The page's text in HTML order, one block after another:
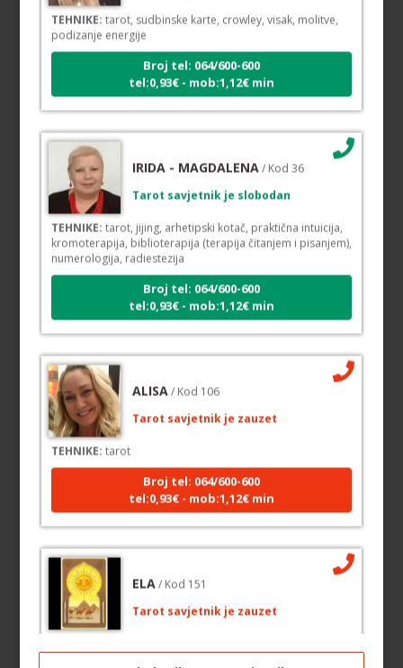
TEHNIKE:tarot, sudbinske karte, crowley, visak, molitve,
podizanje energije
Broj tel: 064/600-600
tel:0,93€ - mob:1,12€ min
TEHNIKE:tarot, jijing, arhetipski kotač, praktična intuicija,
kromoterapija, biblioterapija (terapija čitanjem i pisanjem),
numerologija, radiestezija
Broj tel: 064/600-600
tel:0,93€ - mob:1,12€ min
TEHNIKE:tarot
Broj tel: 064/600-600
tel:0,93€ - mob:1,12€ min
TEHNIKE:astrologija, tarot, numerološki tarot, visak, feng
shui numerologija, anđeoski brojevi, tumačenje snova,
rune, kristali, reiki, terapija bojama, anđeoske karte,